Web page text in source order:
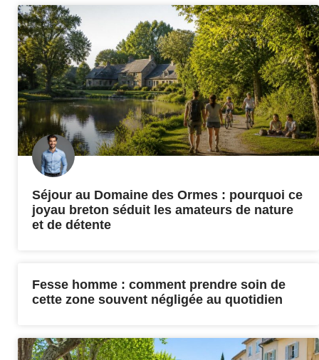
Séjour au Domaine des Ormes : pourquoi ce
joyau breton séduit les amateurs de nature
et de détente
Fesse homme : comment prendre soin de
cette zone souvent négligée au quotidien